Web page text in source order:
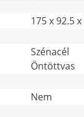
175 x 92.5
Szénacél
Öntöttvas
Nem